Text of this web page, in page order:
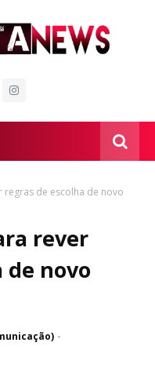
regras de escolha de novo
rever
de novo